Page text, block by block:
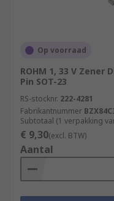
Op voorraad
ROHM 1, 33 V Zener
Pin SOT-23
RS-stocknr. 222-4281
Fabrikantnummer
Subtotaal (1 verpakking
€ 9,30(excl. BTW)
Aantal